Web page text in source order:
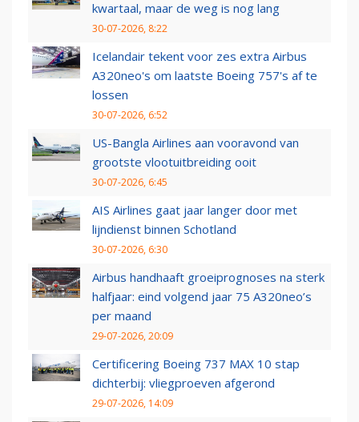
kwartaal, maar de weg is nog lang
30-07-2026, 8:22
Icelandair tekent voor zes extra Airbus
A320neo's om laatste Boeing 757's af te
lossen
30-07-2026, 6:52
US-Bangla Airlines aan vooravond van
grootste vlootuitbreiding ooit
30-07-2026, 6:45
AIS Airlines gaat jaar langer door met
lijndienst binnen Schotland
30-07-2026, 6:30
Airbus handhaaft groeiprognoses na sterk
halfjaar: eind volgend jaar 75 A320neo’s
per maand
29-07-2026, 20:09
Certificering Boeing 737 MAX 10 stap
dichterbij: vliegproeven afgerond
29-07-2026, 14:09